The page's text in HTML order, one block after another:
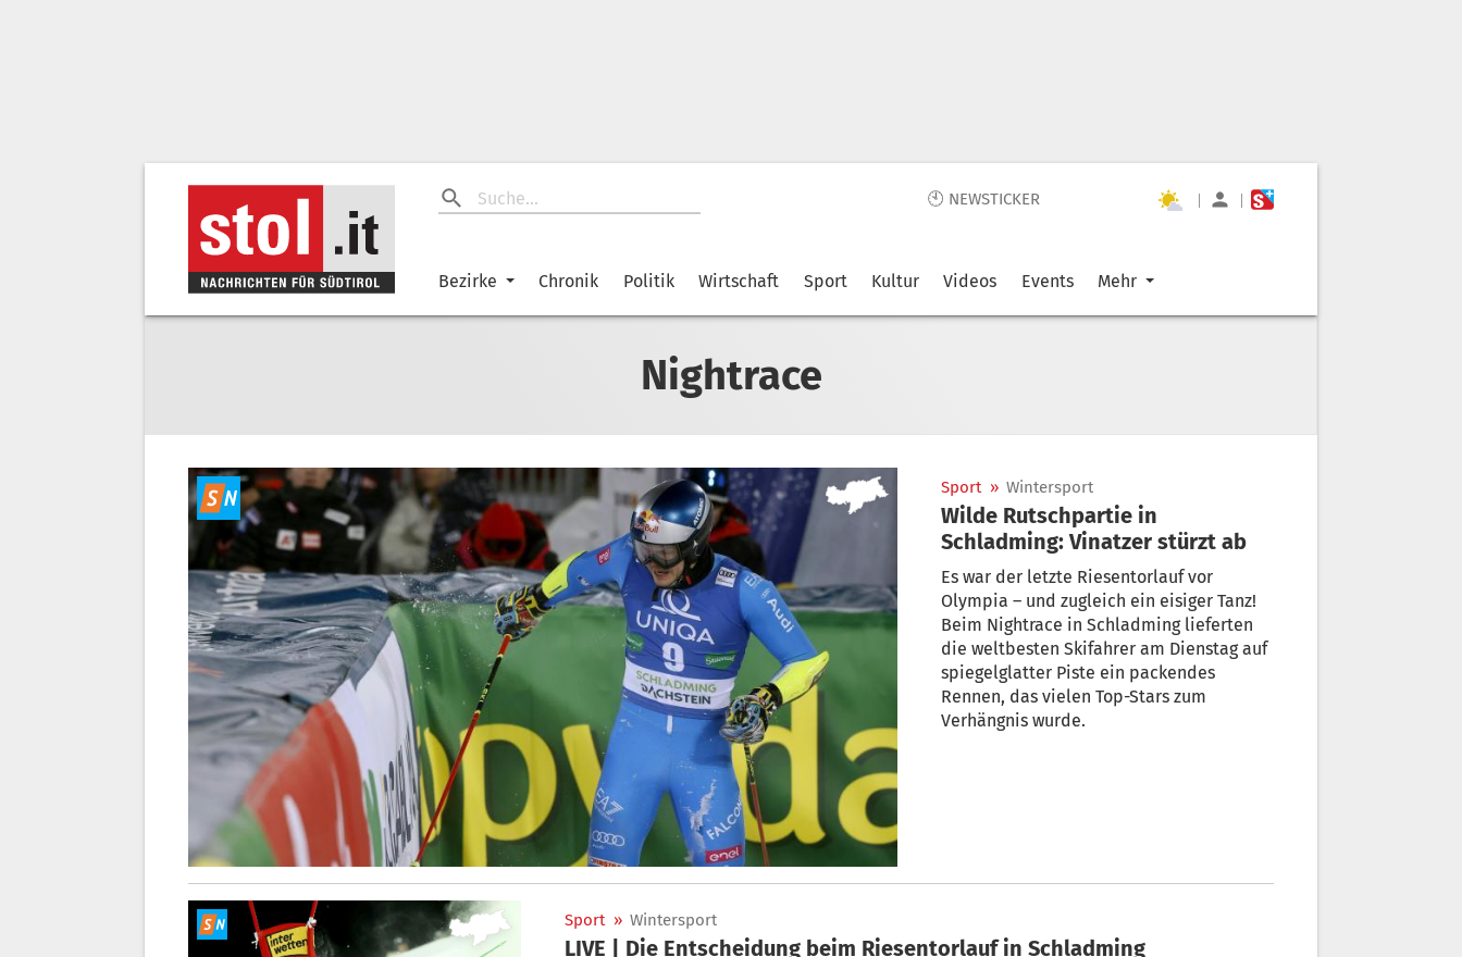
🕙 NEWSTICKER | |
Bezirke Chronik Politik Wirtschaft Sport Kultur Videos Events Mehr
Nightrace
Sport » Wintersport
Wilde Rutschpartie in
Schladming: Vinatzer stürzt ab
Es war der letzte Riesentorlauf vor
Olympia – und zugleich ein eisiger Tanz!
Beim Nightrace in Schladming lieferten
die weltbesten Skifahrer am Dienstag auf
spiegelglatter Piste ein packendes
Rennen, das vielen Top-Stars zum
Verhängnis wurde.
Sport » Wintersport
LIVE | Die Entscheidung beim Riesentorlauf in Schladming